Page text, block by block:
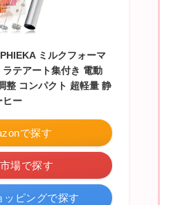
ミルクフォーマ
テアート集付き 電動
整 コンパクト 超軽量 静
ヒー
で探す
場で探す
ッピングで探す